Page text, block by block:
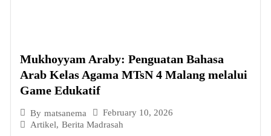
Mukhoyyam Araby: Penguatan Bahasa
Arab Kelas Agama MTsN 4 Malang melalui
Game Edukatif
By matsanema
February 10, 2026
Artikel, Berita Madrasah